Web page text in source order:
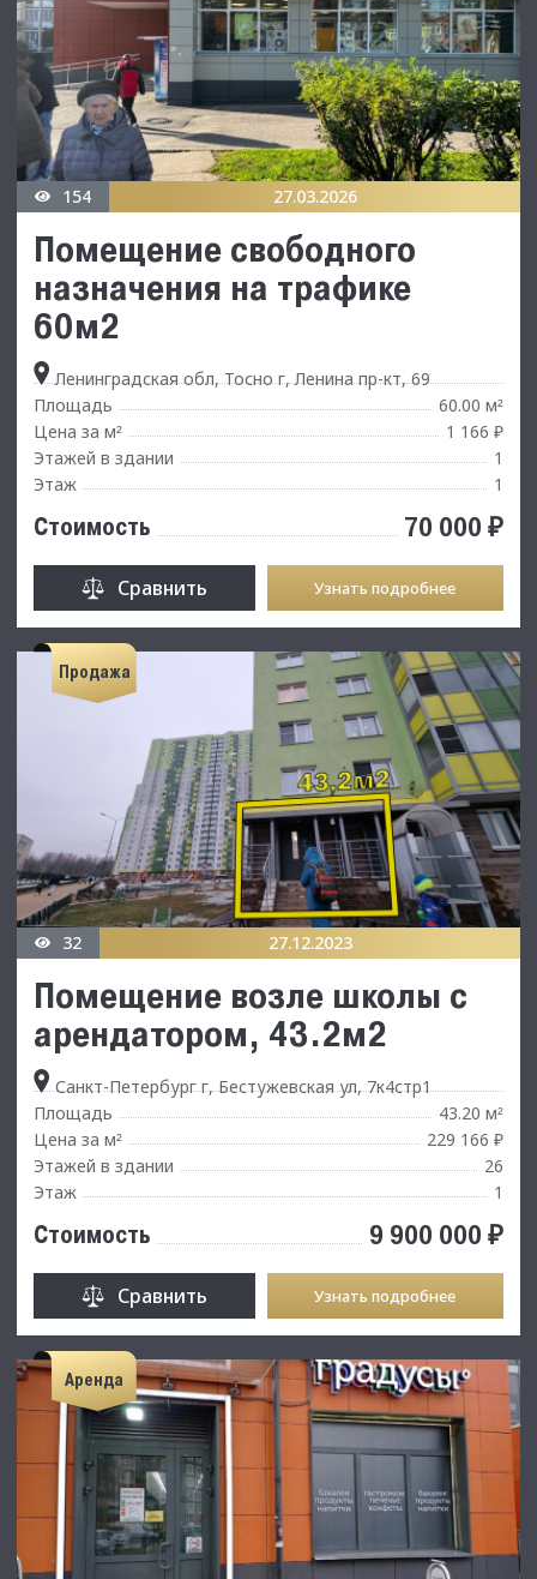
154 27.03.2026
Помещение свободного
назначения на трафике
60м2
Ленинградская обл, Тосно г, Ленина пр-кт, 69
Площадь
60.00 м²
Цена за м²
1 166 ₽
Этажей в здании
1
Этаж
1
Стоимость 70 000 ₽
Сравнить Узнать подробнее
Продажа
32 27.12.2023
Помещение возле школы с
арендатором, 43.2м2
Санкт-Петербург г, Бестужевская ул, 7к4стр1
Площадь
43.20 м²
Цена за м²
229 166 ₽
Этажей в здании
26
Этаж
1
Стоимость 9 900 000 ₽
Сравнить Узнать подробнее
Аренда